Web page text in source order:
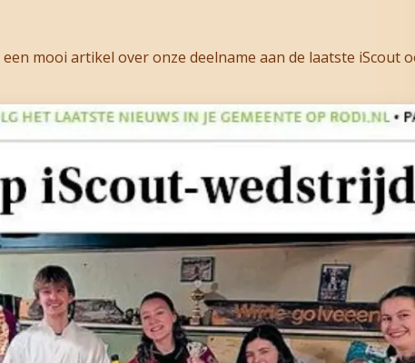
mooi artikel over onze deelname aan de laatste iScout